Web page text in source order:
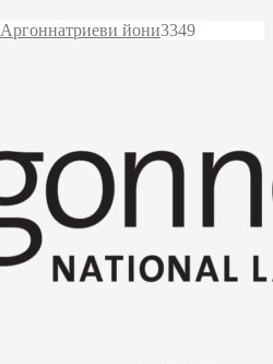
Аргоннатриеви йони3349